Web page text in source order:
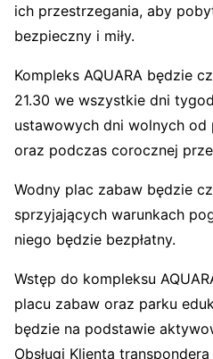
ich przestrzegania, aby
bezpieczny i miły.
Kompleks AQUARA będzie
21.30 we wszystkie dni
ustawowych dni wolnych od
oraz podczas corocznej
Wodny plac zabaw będzie
sprzyjających warunkach
niego będzie bezpłatny.
Wstęp do kompleksu
placu zabaw oraz parku
będzie na podstawie
Obsługi Klienta